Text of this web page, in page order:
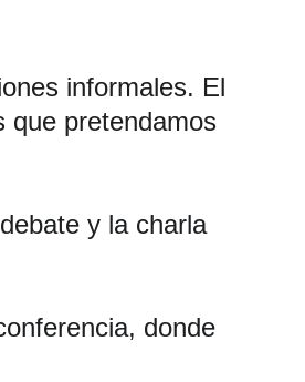
informales. El
que pretendamos
y la charla
donde